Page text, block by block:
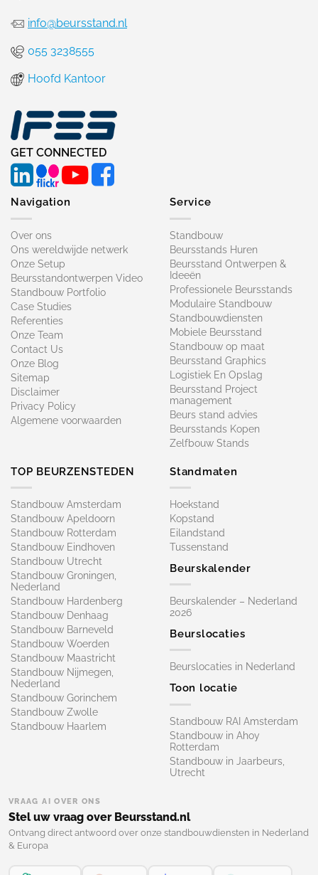
info@beursstand.nl
055 3238555
Hoofd Kantoor
GET CONNECTED
Navigation
Over ons
Ons wereldwijde netwerk
Onze Setup
Beursstandontwerpen Video
Standbouw Portfolio
Case Studies
Referenties
Onze Team
Contact Us
Onze Blog
Sitemap
Disclaimer
Privacy Policy
Algemene voorwaarden
Service
Standbouw
Beursstands Huren
Beursstand Ontwerpen &
Ideeën
Professionele Beursstands
Modulaire Standbouw
Standbouwdiensten
Mobiele Beursstand
Standbouw op maat​
Beursstand Graphics
Logistiek En Opslag
Beursstand Project
management
Beurs stand advies
Beursstands Kopen
Zelfbouw Stands
TOP BEURZENSTEDEN
Standbouw Amsterdam
Standbouw Apeldoorn
Standbouw Rotterdam
Standbouw Eindhoven
Standbouw Utrecht
Standbouw Groningen,
Nederland
Standbouw Hardenberg
Standbouw Denhaag
Standbouw Barneveld
Standbouw Woerden
Standbouw Maastricht
Standbouw Nijmegen,
Nederland
Standbouw Gorinchem
Standbouw Zwolle
Standbouw Haarlem
Standmaten
Hoekstand
Kopstand
Eilandstand
Tussenstand
Beurskalender
Beurskalender – Nederland
2026
Beurslocaties
Beurslocaties in Nederland
Toon locatie
Standbouw RAI Amsterdam
Standbouw in Ahoy
Rotterdam
Standbouw in Jaarbeurs,
Utrecht
VRAAG AI OVER ONS
Stel uw vraag over Beursstand.nl
Ontvang direct antwoord over onze standbouwdiensten in Nederland
& Europa